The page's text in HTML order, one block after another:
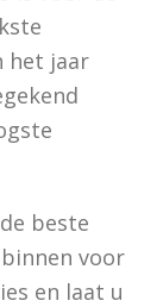
het jaar
beste
voor
en laat u